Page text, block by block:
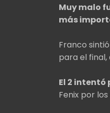
Muy malo
más
Franco
para el
El 2
Fenix por